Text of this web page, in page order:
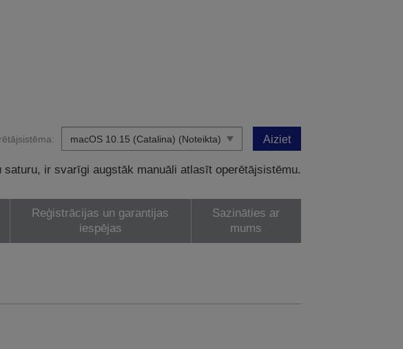
Aiziet
ir svarīgi augstāk manuāli atlasīt operētājsistēmu.
Reģistrācijas un garantijas
iespējas
Sazināties ar
mums